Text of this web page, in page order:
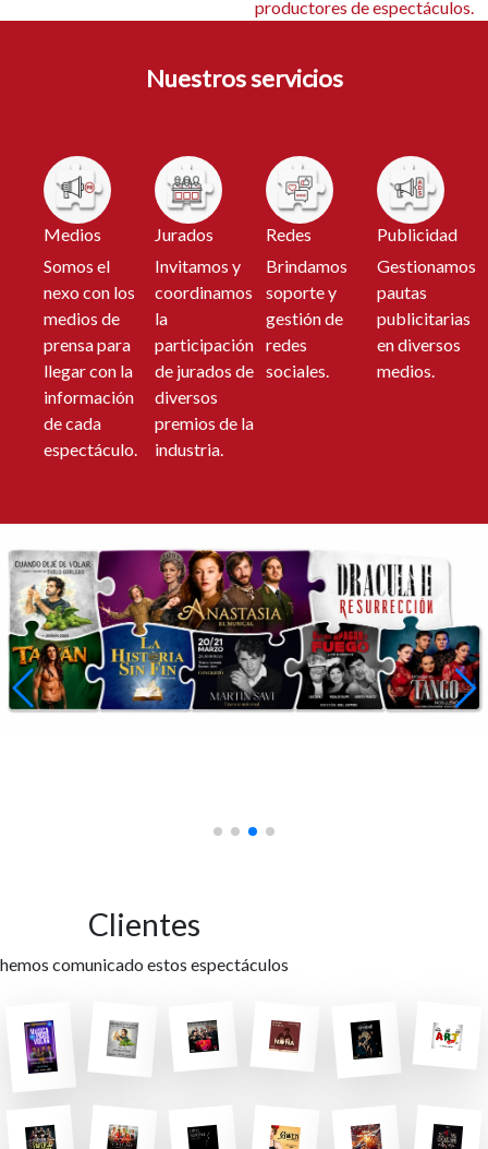
productores de espectáculos.
Nuestros servicios
Medios
Somos el
nexo con los
medios de
prensa para
llegar con la
información
de cada
espectáculo.
Jurados
Invitamos y
coordinamos
la
participación
de jurados de
diversos
premios de la
industria.
Redes
Brindamos
soporte y
gestión de
redes
sociales.
Publicidad
Gestionamos
pautas
publicitarias
en diversos
medios.
Clientes
hemos comunicado estos espectáculos